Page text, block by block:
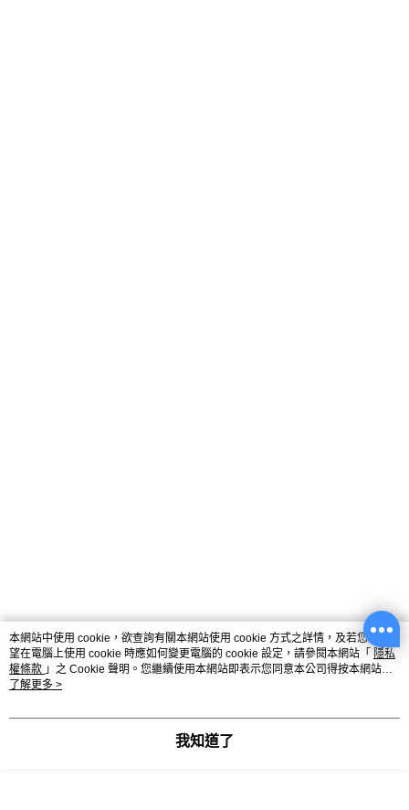
本網站中使用 cookie，欲查詢有關本網站使用 cookie 方式之詳情，及若您不希
望在電腦上使用 cookie 時應如何變更電腦的 cookie 設定，請參閱本網站「 隱私
權條款 」之 Cookie 聲明。您繼續使用本網站即表示您同意本公司得按本網站使
用條款之 Cookie 聲明使用 cookie。
了解更多 >
我知道了